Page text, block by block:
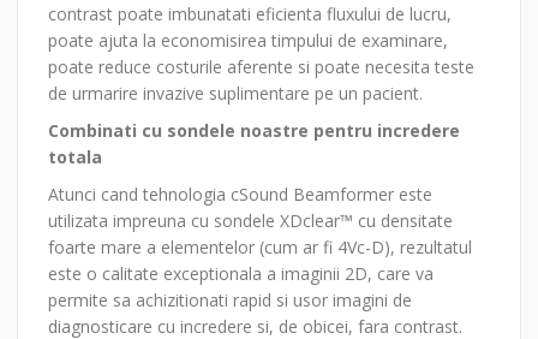
contrast poate imbunatati eficienta fluxului de lucru,
poate ajuta la economisirea timpului de examinare,
poate reduce costurile aferente si poate necesita teste
de urmarire invazive suplimentare pe un pacient.
Combinati cu sondele noastre pentru incredere
totala
Atunci cand tehnologia cSound Beamformer este
utilizata impreuna cu sondele XDclear™ cu densitate
foarte mare a elementelor (cum ar fi 4Vc-D), rezultatul
este o calitate exceptionala a imaginii 2D, care va
permite sa achizitionati rapid si usor imagini de
diagnosticare cu incredere si, de obicei, fara contrast.